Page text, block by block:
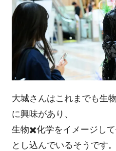
大城さんはこれまでも生
に興味があり、
生物✖️化学をイメージし
とし込んでいるそうです。